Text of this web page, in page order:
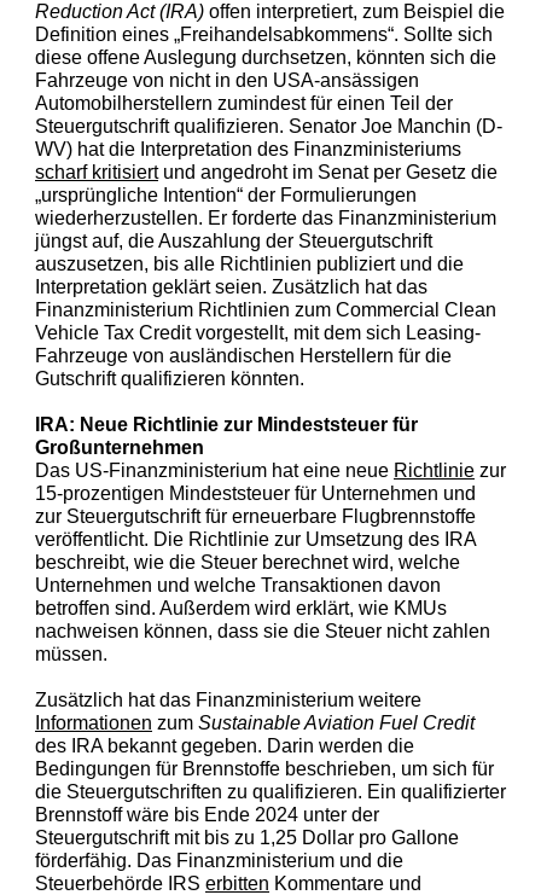
Reduction Act (IRA) offen interpretiert, zum Beispiel die
Definition eines „Freihandelsabkommens“. Sollte sich
diese offene Auslegung durchsetzen, könnten sich die
Fahrzeuge von nicht in den USA-ansässigen
Automobilherstellern zumindest für einen Teil der
Steuergutschrift qualifizieren. Senator Joe Manchin (D-
WV) hat die Interpretation des Finanzministeriums
scharf kritisiertund angedroht im Senat per Gesetz die
„ursprüngliche Intention“ der Formulierungen
wiederherzustellen. Er forderte das Finanzministerium
jüngst auf, die Auszahlung der Steuergutschrift
auszusetzen, bis alle Richtlinien publiziert und die
Interpretation geklärt seien. Zusätzlich hat das
Finanzministerium Richtlinien zum Commercial Clean
Vehicle Tax Credit vorgestellt, mit dem sich Leasing-
Fahrzeuge von ausländischen Herstellern für die
Gutschrift qualifizieren könnten.
IRA: Neue Richtlinie zur Mindeststeuer für
Großunternehmen
Das US-Finanzministerium hat eine neue Richtlinie zur
15-prozentigen Mindeststeuer für Unternehmen und
zur Steuergutschrift für erneuerbare Flugbrennstoffe
veröffentlicht. Die Richtlinie zur Umsetzung des IRA
beschreibt, wie die Steuer berechnet wird, welche
Unternehmen und welche Transaktionen davon
betroffen sind. Außerdem wird erklärt, wie KMUs
nachweisen können, dass sie die Steuer nicht zahlen
müssen.
Zusätzlich hat das Finanzministerium weitere
Informationen zum Sustainable Aviation Fuel Credit
des IRA bekannt gegeben. Darin werden die
Bedingungen für Brennstoffe beschrieben, um sich für
die Steuergutschriften zu qualifizieren. Ein qualifizierter
Brennstoff wäre bis Ende 2024 unter der
Steuergutschrift mit bis zu 1,25 Dollar pro Gallone
förderfähig. Das Finanzministerium und die
Steuerbehörde IRS erbitten Kommentare und